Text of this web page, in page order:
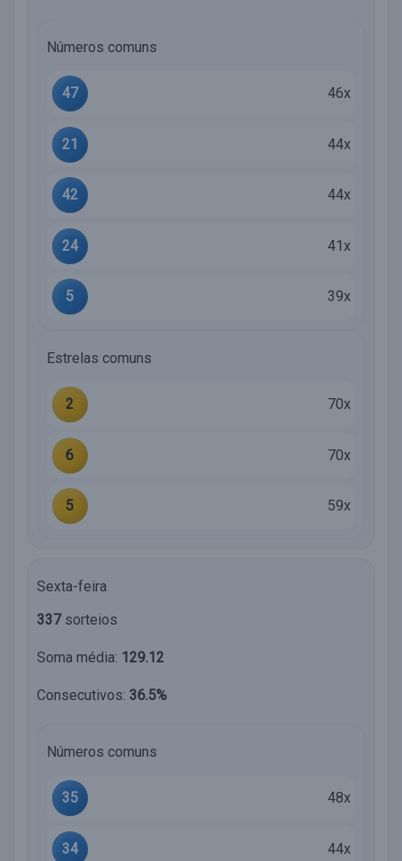
Números comuns
47 46x
21 44x
42 44x
24 41x
5 39x
Estrelas comuns
2 70x
6 70x
5 59x
Sexta-feira
337sorteios
Soma média: 129.12
Consecutivos: 36.5%
Números comuns
35 48x
34 44x